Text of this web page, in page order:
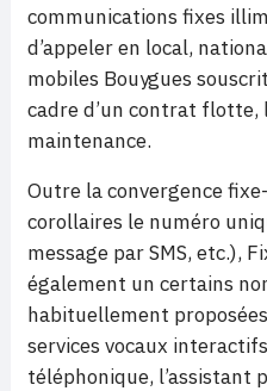
communications fixes
d’appeler en local,
mobiles Bouygues
cadre d’un contrat flotte,
maintenance.
Outre la convergence
corollaires le numéro
message par SMS, etc.),
également un certains
habituellement
services vocaux
téléphonique, l’assistant